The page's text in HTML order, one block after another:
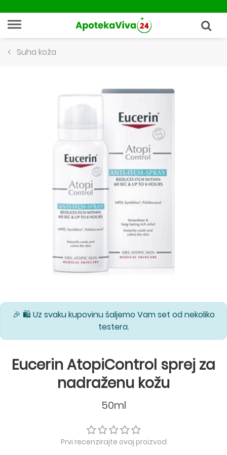
Suha koža
🎉 🛍️ Uz svaku kupovinu šaljemo Vam set od nekoliko
testera.
Eucerin AtopiControl sprej za
nadraženu kožu
50ml
Prvi recenzirajte ovaj proizvod